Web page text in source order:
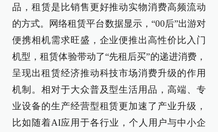
品，租赁是比销售更好推动实物消费高频流动
的方式。网络租赁平台数据显示，“00后”出游对
便携相机需求旺盛，企业便推出高性价比入门
机型，租赁体验带动了“先租后买”的递进消费，
呈现出租赁经济推动科技市场消费升级的作用
机制。相对于大众普及型生活用品，高端、专
业设备的生产经营型租赁更加速了产业升级，
比如随着AI应用于各行业，个人用户与中小企